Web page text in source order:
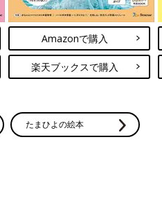
Amazonで購入
楽天ブックスで購入
たまひよの絵本